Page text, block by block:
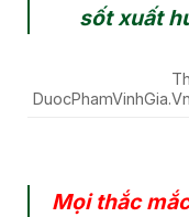
sốt xuất
Mọi thắc